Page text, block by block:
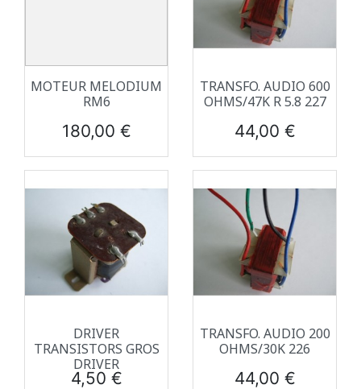
MOTEUR MELODIUM
RM6
Prix
180,00 €
TRANSFO. AUDIO 600
OHMS/47K R 5.8 227
Prix
44,00 €
DRIVER
TRANSISTORS GROS
DRIVER
Prix
4,50 €
TRANSFO. AUDIO 200
OHMS/30K 226
Prix
44,00 €